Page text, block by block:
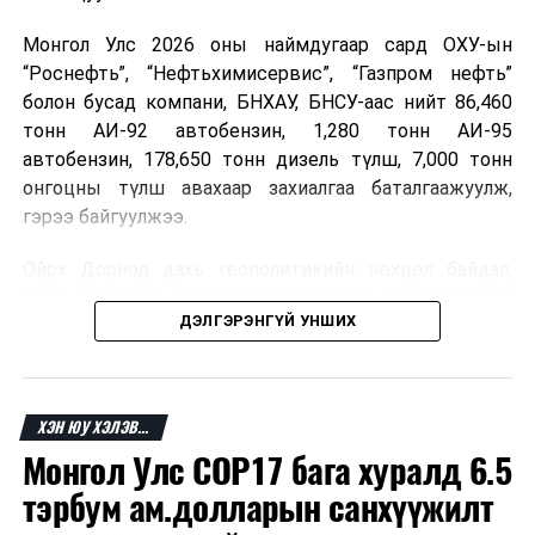
Монгол Улс 2026 оны наймдугаар сард ОХУ-ын
“Роснефть”, “Нефтьхимисервис”, “Газпром нефть”
болон бусад компани, БНХАУ, БНСУ-аас нийт 86,460
тонн АИ-92 автобензин, 1,280 тонн АИ-95
автобензин, 178,650 тонн дизель түлш, 7,000 тонн
онгоцны түлш авахаар захиалгаа баталгаажуулж,
гэрээ байгуулжээ.
Орос, Украины дайнаас шалтгаалсан газрын тосны
үнийн өсөлт дэлхийн зах зээлд буураагүй байна.
дахин өсөж, ОХУ болон бусад эх үүсвэрээс худалдан
авах шатахууны үнэ 1,200-2,000 ам.долларт хүрчээ.
Иймд дотоодын зах зээл дэх үнийн өсөлтийг
сааруулахын тулд гаалийн болон онцгой албан
татварыг тэглэх шаардлага үүссэнийг салбарын сайд
ДЭЛГЭРЭНГҮЙ УНШИХ
ХЭН ЮУ ХЭЛЭВ...
Монгол Улс COP17 бага хуралд 6.5
тэрбум ам.долларын санхүүжилт